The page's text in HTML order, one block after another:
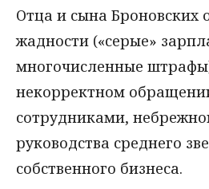
Отца и сына Броновских
жадности («серые»
многочисленные
некорректном
сотрудниками,
руководства среднего
собственного бизнеса.